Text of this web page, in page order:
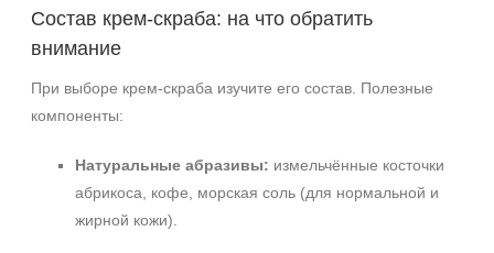
Состав крем‑скраба: на что обратить
внимание
При выборе крем‑скраба изучите его состав. Полезные
компоненты:
Натуральные абразивы: измельчённые косточки
абрикоса, кофе, морская соль (для нормальной и
жирной кожи).